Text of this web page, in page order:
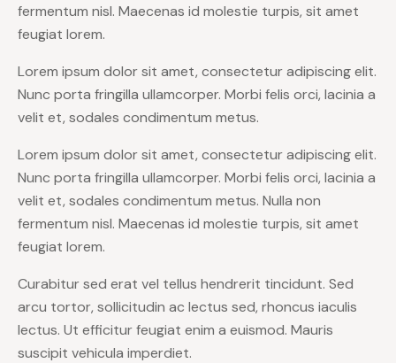
fermentum nisl. Maecenas id molestie turpis, sit amet
feugiat lorem.
Lorem ipsum dolor sit amet, consectetur adipiscing elit.
Nunc porta fringilla ullamcorper. Morbi felis orci, lacinia a
velit et, sodales condimentum metus.
Lorem ipsum dolor sit amet, consectetur adipiscing elit.
Nunc porta fringilla ullamcorper. Morbi felis orci, lacinia a
velit et, sodales condimentum metus. Nulla non
fermentum nisl. Maecenas id molestie turpis, sit amet
feugiat lorem.
Curabitur sed erat vel tellus hendrerit tincidunt. Sed
arcu tortor, sollicitudin ac lectus sed, rhoncus iaculis
lectus. Ut efficitur feugiat enim a euismod. Mauris
suscipit vehicula imperdiet.